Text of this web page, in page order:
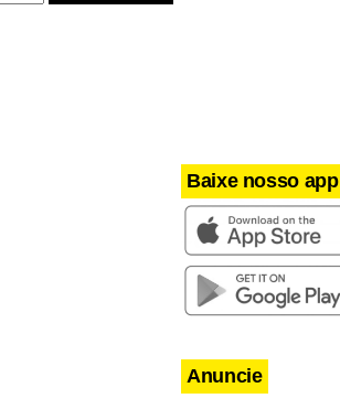
Baixe nosso app
Anuncie